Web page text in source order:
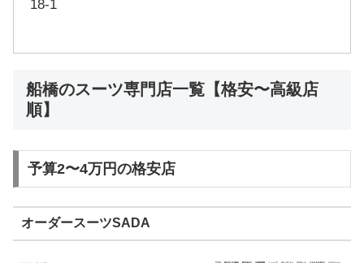
18-1
船橋のスーツ専門店一覧【格安〜高級店
順】
予算2〜4万円の格安店
オーダースーツSADA